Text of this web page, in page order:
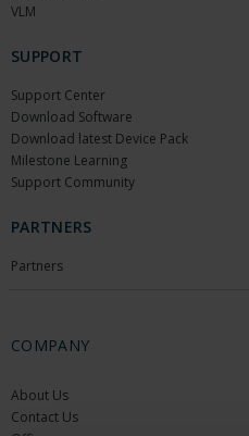
VLM
SUPPORT
Support Center
Download Software
Download latest Device Pack
Milestone Learning
Support Community
PARTNERS
Partners
COMPANY
About Us
Contact Us